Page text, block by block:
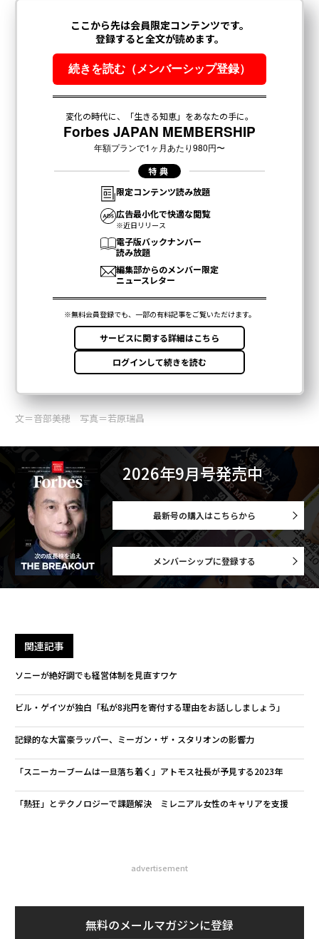
文＝音部美穂 写真＝若原瑞昌
2026年9月号発売中
最新号の購入はこちらから
メンバーシップに登録する
関連記事
ソニーが絶好調でも経営体制を見直すワケ
ビル・ゲイツが独白「私が8兆円を寄付する理由をお話ししましょう」
記録的な大富豪ラッパー、ミーガン・ザ・スタリオンの影響力
「スニーカーブームは一旦落ち着く」アトモス社長が予見する2023年
「熱狂」とテクノロジーで課題解決 ミレニアル女性のキャリアを支援
advertisement
無料のメールマガジンに登録